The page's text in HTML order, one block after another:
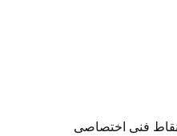
فنی اختصاصی